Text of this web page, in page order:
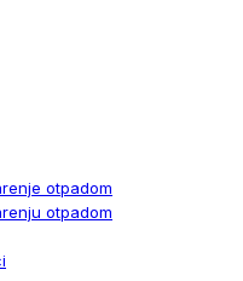
otpadom
otpadom